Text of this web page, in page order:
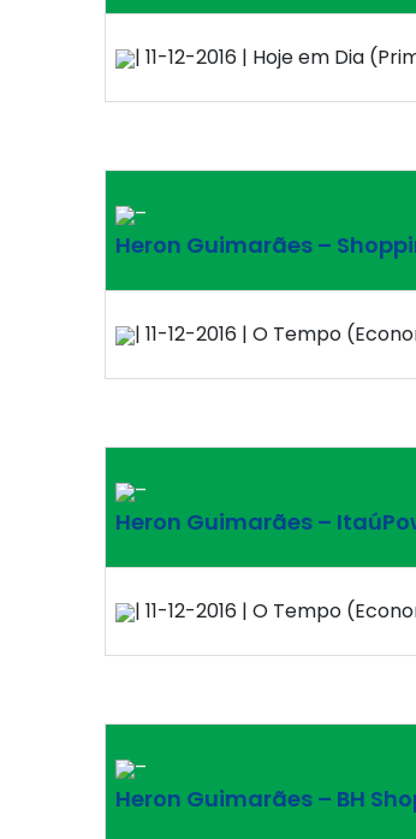
| 11-12-2016 | Hoje em Dia
–
Heron Guimarães –
| 11-12-2016 | O Tempo
–
Heron Guimarães –
| 11-12-2016 | O Tempo
–
Heron Guimarães – BH